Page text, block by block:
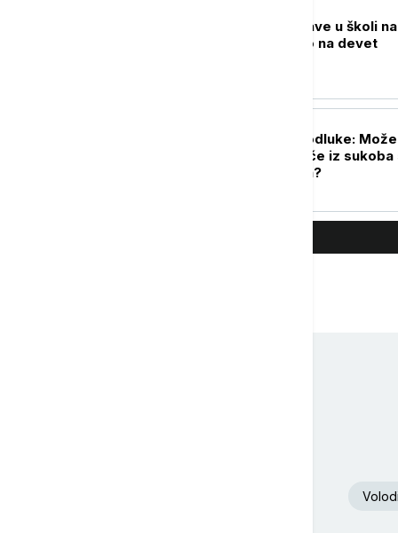
Broj žrtava pucnjave u školi na
Tajlandu porastao na devet
Između dve loše odluke:
Tramp da se izvuče iz sukoba
Iranom pre izbora?